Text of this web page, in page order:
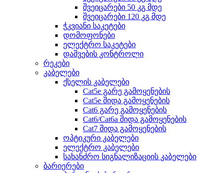
შვეიცარები 50 კგ მდე
შვეიცარები 120 კგ მდე
ჭკვიანი საკეტები
დომოფონები
ელექტრო საკეტები
დაშვების კონტროლი
რეკები
კაბელები
ქსელის კაბელები
Cat5e გარე გამოყენების
Cat5e შიდა გამოყენების
Cat6 გარე გამოყენების
Cat6/Cat6a შიდა გამოყენების
Cat7 შიდა გამოყენების
ოპტიკური კაბელები
ელექტრო კაბელები
სახანძრო სიგნალიზაციის კაბელები
ბარიერები